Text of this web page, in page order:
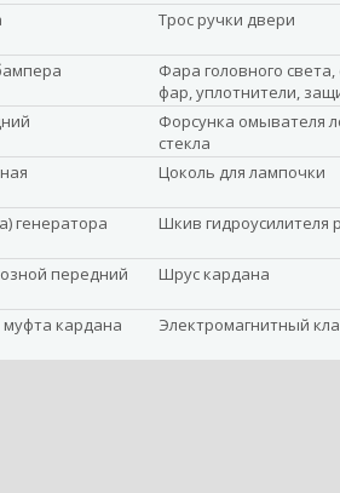
Трос ручки двери
Фара головного света,
фар, уплотнители,
планка
Форсунка омывателя
стекла
Цоколь для лампочки
генератора
Шкив гидроусилителя
передний Шрус кардана
муфта кардана Электромагнитный